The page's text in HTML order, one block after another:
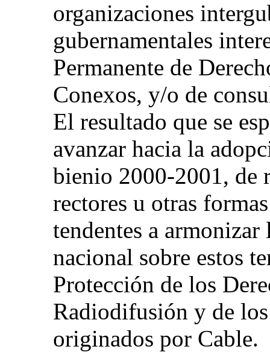
organizaciones
gubernamentales
Permanente de
Conexos, y/o de
El resultado que se
avanzar hacia la
bienio 2000-2001, de
rectores u otras
tendentes a
nacional sobre estos
Protección de los
Radiodifusión y de
originados por Cable.